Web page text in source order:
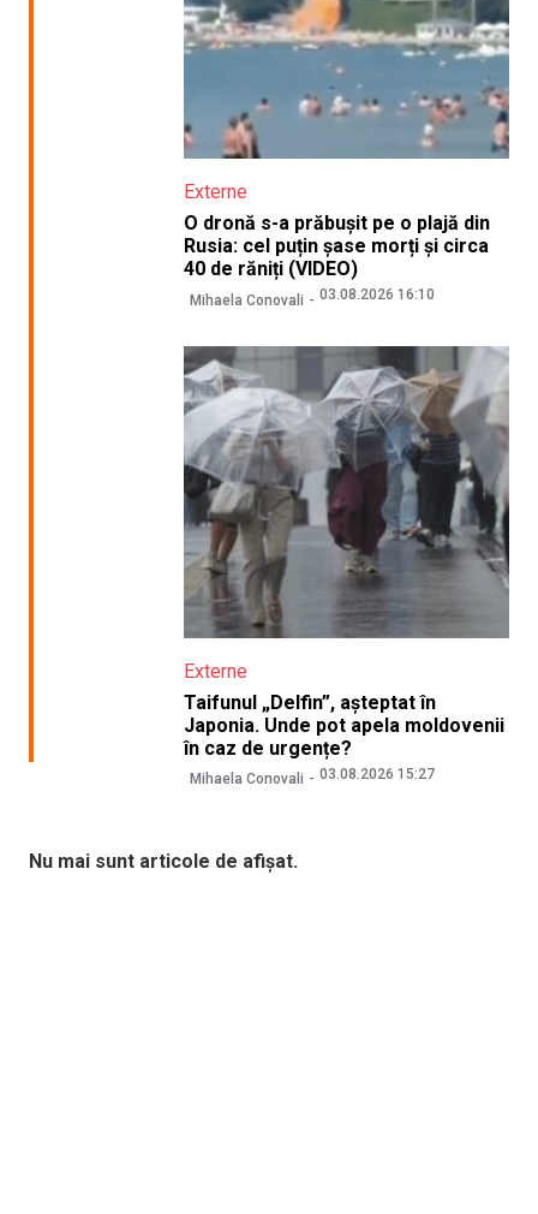
Externe
O dronă s-a prăbușit pe o plajă din
Rusia: cel puțin șase morți și circa
40 de răniți (VIDEO)
Mihaela Conovali 03.08.2026 16:10
Externe
Taifunul „Delfin”, așteptat în
Japonia. Unde pot apela moldovenii
în caz de urgențe?
Mihaela Conovali 03.08.2026 15:27
Nu mai sunt articole de afișat.